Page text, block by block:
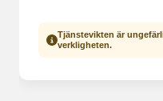
Tjänstevikten är
verkligheten.